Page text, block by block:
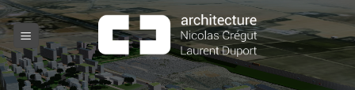
Skip
to
content